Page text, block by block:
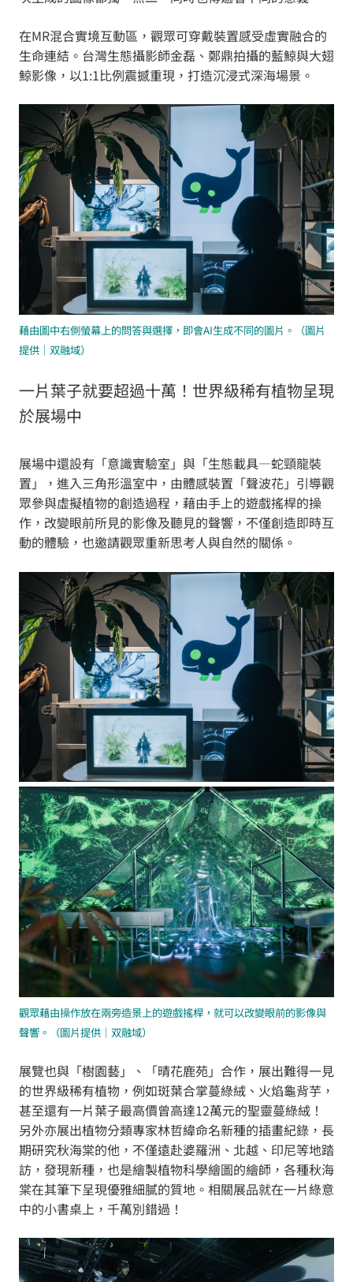
在MR混合實境互動區，觀眾可穿戴裝置感受虛實融合的
生命連結。台灣生態攝影師金磊、鄭鼎拍攝的藍鯨與大翅
鯨影像，以1:1比例震撼重現，打造沉浸式深海場景。
藉由圖中右側螢幕上的問答與選擇，即會AI生成不同的圖片。
（圖片
提供｜双融域）
一片葉子就要超過十萬！世界級稀有植物呈現
於展場中
展場中還設有「意識實驗室」與「生態載具—蛇頸龍裝
置」，進入三角形溫室中，由體感裝置「聲波花」引導觀
眾參與虛擬植物的創造過程，藉由手上的遊戲搖桿的操
作，改變眼前所見的影像及聽見的聲響，不僅創造即時互
動的體驗，也邀請觀眾重新思考人與自然的關係。
觀眾藉由操作放在兩旁造景上的遊戲搖桿，就可以改變眼前的影像與
聲響。
（圖片提供｜双融域）
展覽也與「樹園藝」、「晴花鹿苑」合作，展出難得一見
的世界級稀有植物，例如斑葉合掌蔓綠絨、火焰龜背芋，
甚至還有一片葉子最高價曾高達12萬元的聖靈蔓綠絨！
另外亦展出植物分類專家林哲緯命名新種的插畫紀錄，長
期研究秋海棠的他，不僅遠赴婆羅洲、北越、印尼等地踏
訪，發現新種，也是繪製植物科學繪圖的繪師，各種秋海
棠在其筆下呈現優雅細膩的質地。相關展品就在一片綠意
中的小書桌上，千萬別錯過！